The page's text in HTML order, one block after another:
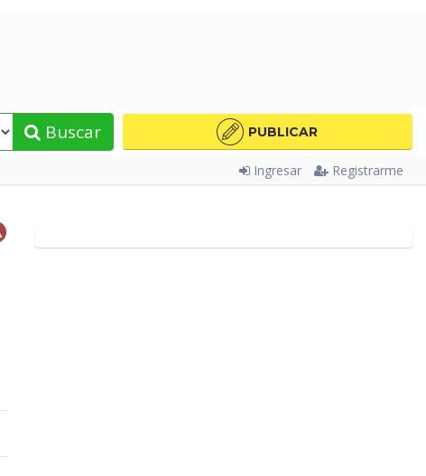
Buscar PUBLICAR
Ingresar Registrarme